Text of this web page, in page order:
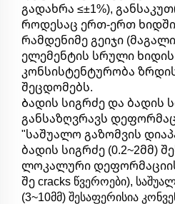
გადახრა ≤±1%),
როდესაც ერთ-ერთ ხიდში
რამდენიმე გეიჯი
ელემენტის სრული ხიდის
კონსისტენტურობა
შეცდომებს.
Ბადის სიგრძე და ბადის
განსაზღვრავს
"საშუალო გაზომვის
ბადის სიგრძე (0.2~2მმ)
ლოკალური
შე cracks წვეროები),
(3~10მმ) შესაფერისია